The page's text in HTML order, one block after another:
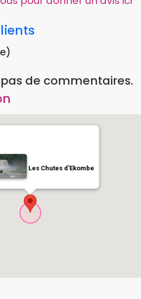
de commentaires.